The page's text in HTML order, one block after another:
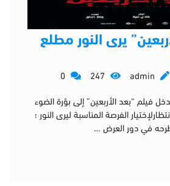
يرى النور مطلع
admin
فيلم “بعد الأربعين” إلى بؤرة الضوء
الفرصة المناسبة ليرى النور ؛
في دور العرض …